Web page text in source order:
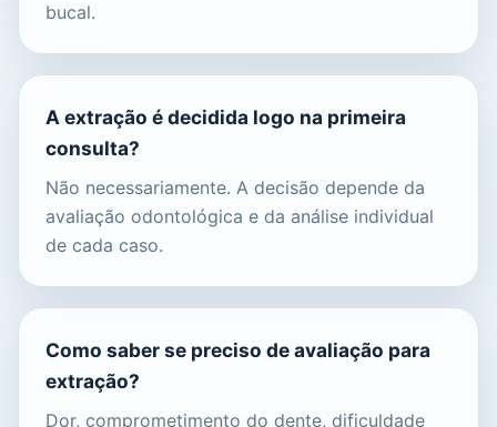
bucal.
A extração é decidida logo na primeira
consulta?
Não necessariamente. A decisão depende da
avaliação odontológica e da análise individual
de cada caso.
Como saber se preciso de avaliação para
extração?
Dor, comprometimento do dente, dificuldade